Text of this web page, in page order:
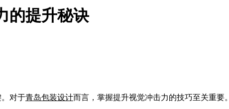
的提升秘诀
对于青岛包装设计而言，掌握提升视觉冲击力的技巧至关重要。